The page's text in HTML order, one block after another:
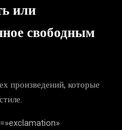
или
свободным
произведений, которые